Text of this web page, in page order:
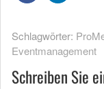
Schlagwörter:
Eventmanagement
Schreiben Sie